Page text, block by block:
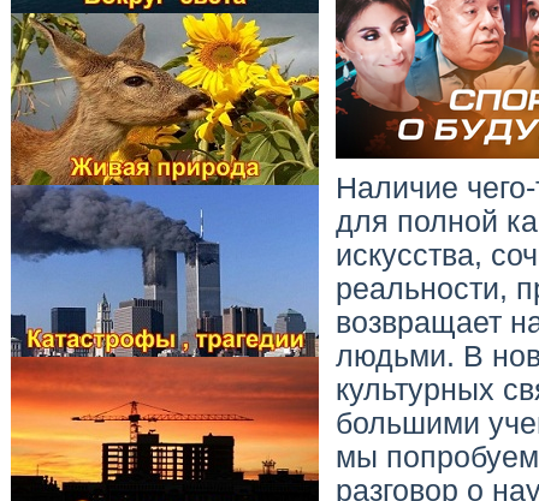
Наличие
для полной
искусства,
реальности,
возвращает
людьми. В
культурных
большими
мы попробуем
разговор о